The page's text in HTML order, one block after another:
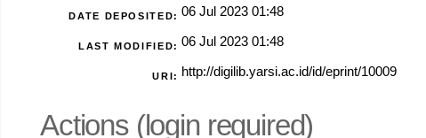
DATE DEPOSITED: 06 Jul 2023 01:48
LAST MODIFIED: 06 Jul 2023 01:48
URI: http://digilib.yarsi.ac.id/id/eprint/10009
Actions (login required)